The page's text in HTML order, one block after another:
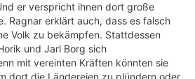
er verspricht ihnen dort große
Ragnar erklärt auch, dass es falsch
Volk zu bekämpfen. Stattdessen
und Jarl Borg sich
mit vereinten Kräften könnten sie
dort die Ländereien zu plündern oder